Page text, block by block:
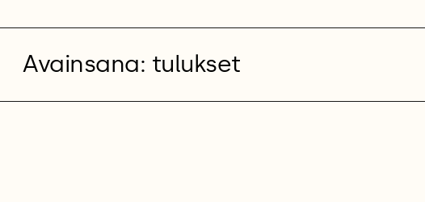
Avainsana: tulukset